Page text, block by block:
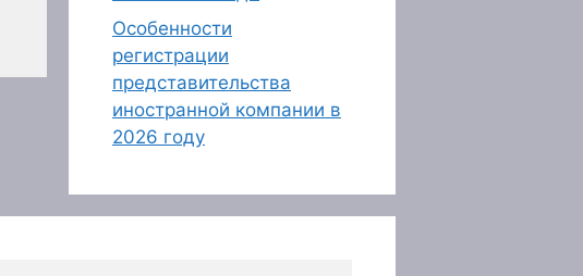
Особенности
регистрации
представительства
иностранной компании в
2026 году